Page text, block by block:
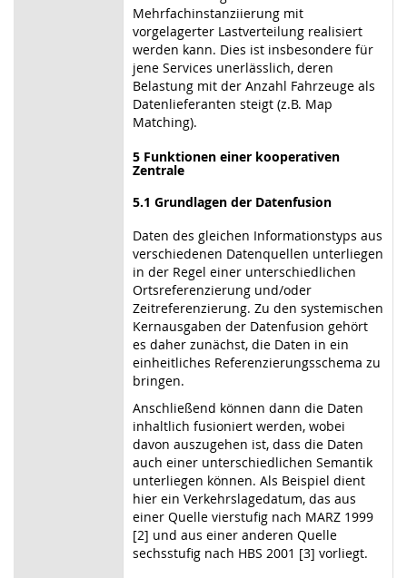
Mehrfachinstanziierung mit
vorgelagerter Lastverteilung realisiert
werden kann. Dies ist insbesondere für
jene Services unerlässlich, deren
Belastung mit der Anzahl Fahrzeuge als
Datenlieferanten steigt (z.B. Map
Matching).
5 Funktionen einer kooperativen
Zentrale
5.1 Grundlagen der Datenfusion
Daten des gleichen Informationstyps aus
verschiedenen Datenquellen unterliegen
in der Regel einer unterschiedlichen
Ortsreferenzierung und/oder
Zeitreferenzierung. Zu den systemischen
Kernausgaben der Datenfusion gehört
es daher zunächst, die Daten in ein
einheitliches Referenzierungsschema zu
bringen.
Anschließend können dann die Daten
inhaltlich fusioniert werden, wobei
davon auszugehen ist, dass die Daten
auch einer unterschiedlichen Semantik
unterliegen können. Als Beispiel dient
hier ein Verkehrslagedatum, das aus
einer Quelle vierstufig nach MARZ 1999
[2] und aus einer anderen Quelle
sechsstufig nach HBS 2001 [3] vorliegt.